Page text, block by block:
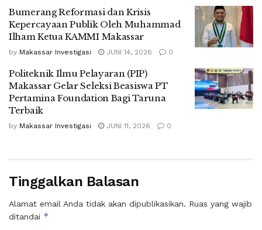
Bumerang Reformasi dan Krisis
Kepercayaan Publik Oleh Muhammad
Ilham Ketua KAMMI Makassar
by Makassar Investigasi JUNI 14, 2026 0
Politeknik Ilmu Pelayaran (PIP)
Makassar Gelar Seleksi Beasiswa PT
Pertamina Foundation Bagi Taruna
Terbaik
by Makassar Investigasi JUNI 11, 2026 0
Tinggalkan Balasan
Alamat email Anda tidak akan dipublikasikan. Ruas yang wajib
ditandai *